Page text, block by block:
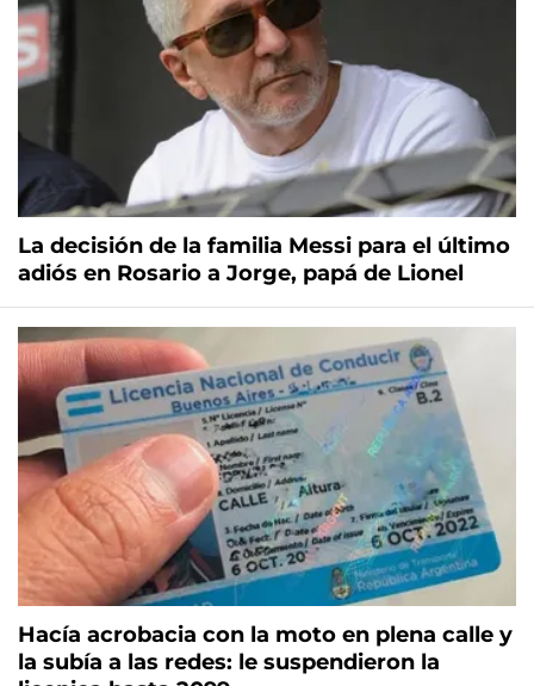
La decisión de la familia Messi para el último
adiós en Rosario a Jorge, papá de Lionel
Hacía acrobacia con la moto en plena calle y
la subía a las redes: le suspendieron la